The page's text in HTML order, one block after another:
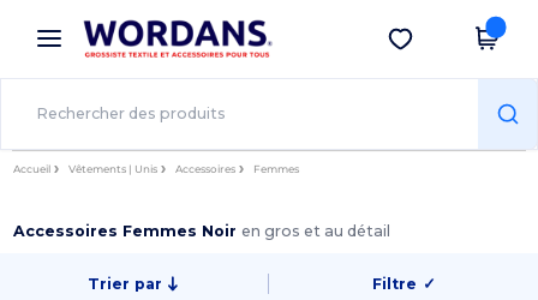
× Appli Wordans
Meilleurs prix sur l’app !
Obtenir l'appli
Accueil Vêtements | Unis Accessoires Femmes
Accessoires Femmes Noiren gros et au détail
Trier par Filtre ✓